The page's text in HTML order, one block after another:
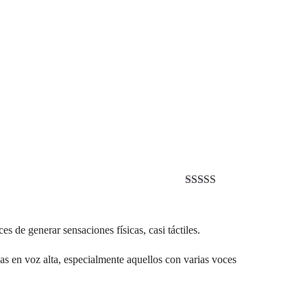
de generar sensaciones físicas, casi táctiles.
en voz alta, especialmente aquellos con varias voces